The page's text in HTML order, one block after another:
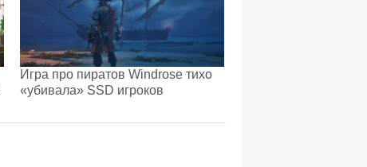
Игра про пиратов Windrose тихо
«убивала» SSD игроков